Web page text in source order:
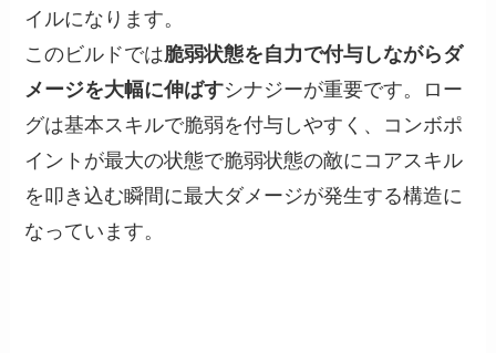
イルになります。
このビルドでは脆弱状態を自力で付与しながらダ
メージを大幅に伸ばすシナジーが重要です。ロー
グは基本スキルで脆弱を付与しやすく、コンボポ
イントが最大の状態で脆弱状態の敵にコアスキル
を叩き込む瞬間に最大ダメージが発生する構造に
なっています。